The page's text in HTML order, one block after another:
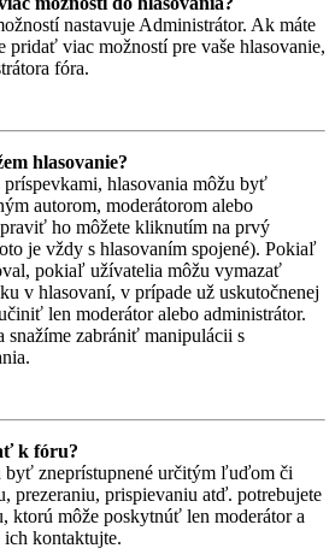
nastavuje Administrátor. Ak máte
pridať viac možností pre vaše hlasovanie,
fóra.
hlasovanie?
príspevkami, hlasovania môžu byť
autorom, moderátorom alebo
ho môžete kliknutím na prvý
je vždy s hlasovaním spojené). Pokiaľ
pokiaľ užívatelia môžu vymazať
v hlasovaní, v prípade už uskutočnenej
len moderátor alebo administrátor.
snažíme zabrániť manipulácii s
k fóru?
byť zneprístupnené určitým ľuďom či
prezeraniu, prispievaniu atď. potrebujete
ktorú môže poskytnúť len moderátor a
ich kontaktujte.